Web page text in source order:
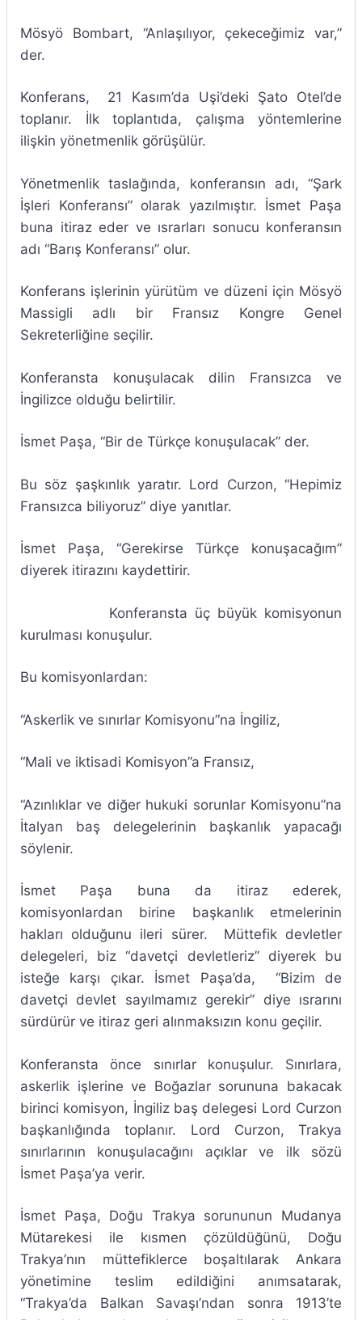
Mösyö Bombart, “Anlaşılıyor, çekeceğimiz var,”
der.
Konferans, 21 Kasım’da Uşi’deki Şato Otel’de
toplanır. İlk toplantıda, çalışma yöntemlerine
ilişkin yönetmenlik görüşülür.
Yönetmenlik taslağında, konferansın adı, “Şark
İşleri Konferansı” olarak yazılmıştır. İsmet Paşa
buna itiraz eder ve ısrarları sonucu konferansın
adı “Barış Konferansı” olur.
Konferans işlerinin yürütüm ve düzeni için Mösyö
Massigli adlı bir Fransız Kongre Genel
Sekreterliğine seçilir.
Konferansta konuşulacak dilin Fransızca ve
İngilizce olduğu belirtilir.
İsmet Paşa, “Bir de Türkçe konuşulacak” der.
Bu söz şaşkınlık yaratır. Lord Curzon, “Hepimiz
Fransızca biliyoruz” diye yanıtlar.
İsmet Paşa, “Gerekirse Türkçe konuşacağım”
diyerek itirazını kaydettirir.
Konferansta üç büyük komisyonun
kurulması konuşulur.
Bu komisyonlardan:
“Askerlik ve sınırlar Komisyonu”na İngiliz,
“Mali ve iktisadi Komisyon”a Fransız,
“Azınlıklar ve diğer hukuki sorunlar Komisyonu”na
İtalyan baş delegelerinin başkanlık yapacağı
söylenir.
İsmet Paşa buna da itiraz ederek,
komisyonlardan birine başkanlık etmelerinin
hakları olduğunu ileri sürer. Müttefik devletler
delegeleri, biz “davetçi devletleriz” diyerek bu
isteğe karşı çıkar. İsmet Paşa’da, “Bizim de
davetçi devlet sayılmamız gerekir” diye ısrarını
sürdürür ve itiraz geri alınmaksızın konu geçilir.
Konferansta önce sınırlar konuşulur. Sınırlara,
askerlik işlerine ve Boğazlar sorununa bakacak
birinci komisyon, İngiliz baş delegesi Lord Curzon
başkanlığında toplanır. Lord Curzon, Trakya
sınırlarının konuşulacağını açıklar ve ilk sözü
İsmet Paşa’ya verir.
İsmet Paşa, Doğu Trakya sorununun Mudanya
Mütarekesi ile kısmen çözüldüğünü, Doğu
Trakya’nın müttefiklerce boşaltılarak Ankara
yönetimine teslim edildiğini anımsatarak,
“Trakya’da Balkan Savaşı’ndan sonra 1913’te